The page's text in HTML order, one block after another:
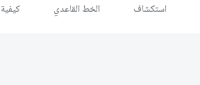
استكشاف الخط القاعدي